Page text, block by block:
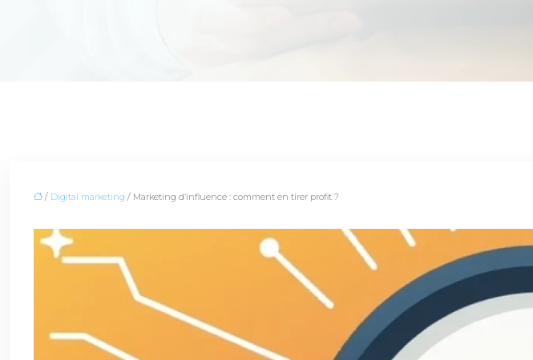
/ Digital marketing / Marketing d’influence : comment en tirer profit ?